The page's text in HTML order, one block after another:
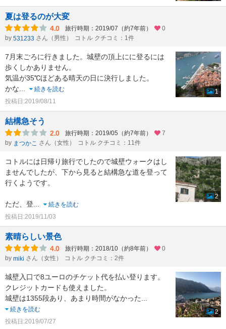
夏は登るのが大変
4.0 旅行時期：2019/07（約7年前）
0
by 531233 さん（男性） コトル クチコミ：1件
7月末ごろに行きました。城壁の頂上にに登るには
歩くしかありません。
気温が35℃ほどある晴天の日に決行しました。
かな
続きを読む
投稿日:2019/08/11
1
結構急そう
2.0 旅行時期：2019/05（約7年前）
7
by まつかこ さん（女性） コトル クチコミ：11件
コトルには日帰り旅行でしたので城壁ウォークはし
ませんでしたが、下から見ると結構急な道を登って
行くようです。
ただ、登
続きを読む
投稿日:2019/11/03
2
素晴らしい景色
4.0 旅行時期：2018/10（約8年前）
0
by miki さん（女性） コトル クチコミ：2件
城壁入口で8ユーロのチケット代を払い登ります。
クレジットカードも使えました。
城壁は1355段あり、あまり時間がなかった
続きを読む
投稿日:2019/07/27
2